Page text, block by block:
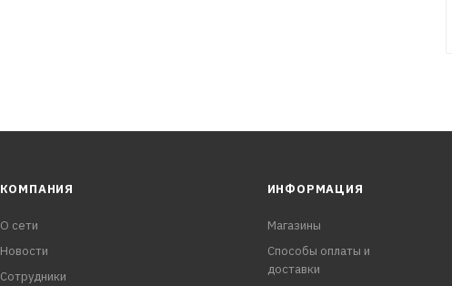
КОМПАНИЯ
О сети
Новости
Сотрудники
ИНФОРМАЦИЯ
Магазины
Способы оплаты и
доставки